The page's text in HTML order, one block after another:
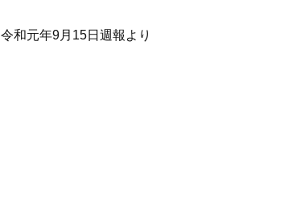
令和元年9月15日週報より